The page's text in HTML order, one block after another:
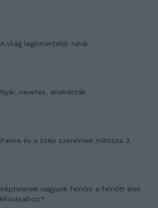
A világ legismertebb ruhái
Nyár, nevetés, anekdoták
Panna és a szép szerelmek mítosza 3.
Képtelenek vagyunk felnőni a felnőtt élet
kihívásaihoz?